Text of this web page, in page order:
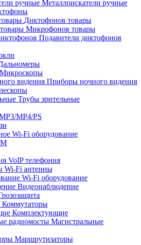
Металлоискатели ручные
Диктофонов товары
Микрофонов товары
Подавители диктофонов
Микроскопы
Приборы ночного видения
Трубы зрительные
MP4/PS
Wi-Fi оборудование
VoIP телефония
Wi-Fi антенны
Wi-Fi оборудование
Видеонаблюдение
Коммутаторы
Комплектующие
Магистральные
Маршрутизаторы